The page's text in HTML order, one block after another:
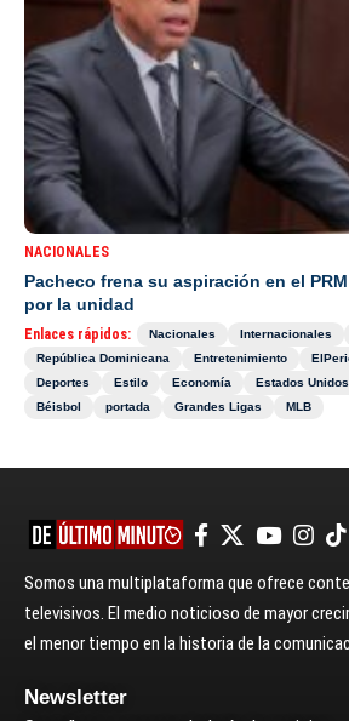
NACIONALES
Pacheco frena su aspiración en el
por la unidad
Enlaces rápidos: Nacionales Internacionales
República Dominicana
Entretenimiento
Deportes
Estilo Economía Estados Unidos
Béisbol
portada Grandes Ligas MLB
Somos una multiplataforma que ofrece
televisivos. El medio noticioso de mayor
el menor tiempo en la historia de la
Newsletter